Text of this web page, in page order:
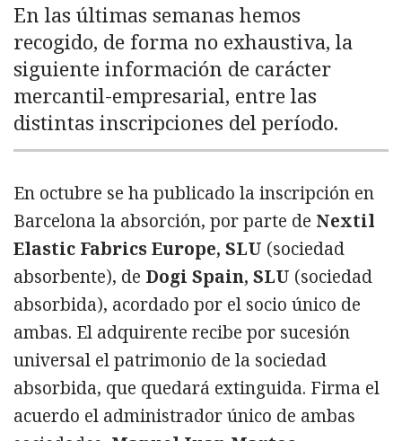
En las últimas semanas hemos
recogido, de forma no exhaustiva, la
siguiente información de carácter
mercantil-empresarial, entre las
distintas inscripciones del período.
En octubre se ha publicado la inscripción en
Barcelona la absorción, por parte de Nextil
Elastic Fabrics Europe, SLU (sociedad
absorbente), de Dogi Spain, SLU (sociedad
absorbida), acordado por el socio único de
ambas. El adquirente recibe por sucesión
universal el patrimonio de la sociedad
absorbida, que quedará extinguida. Firma el
acuerdo el administrador único de ambas